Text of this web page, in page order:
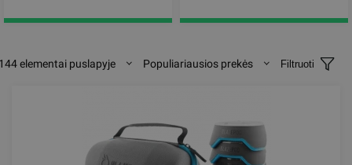
elementai puslapyje Populiariausios prekės Filtruoti